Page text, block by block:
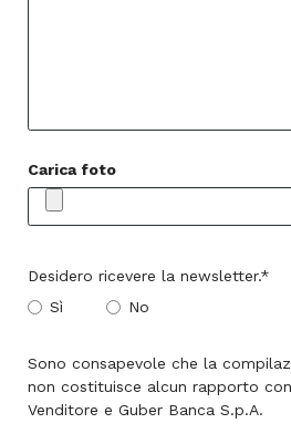
Carica foto
Desidero ricevere la newsletter.*
Sì
No
Sono consapevole che la
non costituisce alcun rapporto
Venditore e Guber Banca S.p.A.